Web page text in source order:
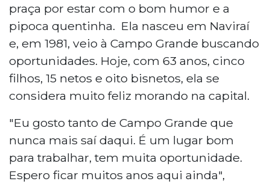
praça por estar com o bom humor e a
pipoca quentinha. Ela nasceu em Naviraí
e, em 1981, veio à Campo Grande buscando
oportunidades. Hoje, com 63 anos, cinco
filhos, 15 netos e oito bisnetos, ela se
considera muito feliz morando na capital.
"Eu gosto tanto de Campo Grande que
nunca mais saí daqui. É um lugar bom
para trabalhar, tem muita oportunidade.
Espero ficar muitos anos aqui ainda",